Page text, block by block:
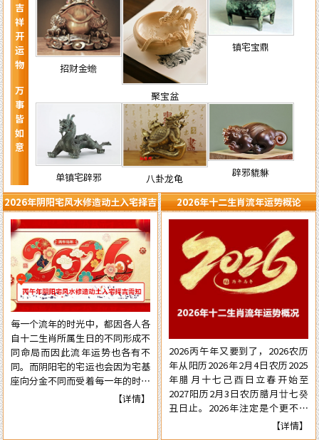
吉祥开运物 万事皆如意 招财金蟾
聚宝盆
镇宅宝鼎
单镇宅辟邪 八卦龙龟 辟邪貔貅
2026年阴阳宅风水修造动土入宅择吉
需知
每一个流年的时光中，都因各人各
自十二生肖所属生日的不同形成不
同命局而因此流年运势也各有不
同。而阴阳宅的宅运也会因为宅基
座向分金不同而受着每一年的时光
气运的不同影响，在阳宅置业建造
【详情】
2026年十二生肖流年运势概论
2026丙午年又要到了，2026农历
年从阳历2026年2月4日农历2025
年腊月十七己酉日立春开始至
2027阳历2月3日农历腊月廿七癸
丑日止。2026年注定是个更不平
常的流年，本年国际形势会更加动
荡混乱复杂，国内派系斗争逼害严
【详情】